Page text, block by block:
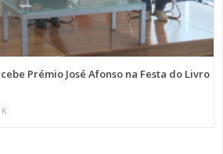
Prémio José Afonso na Festa do Livro